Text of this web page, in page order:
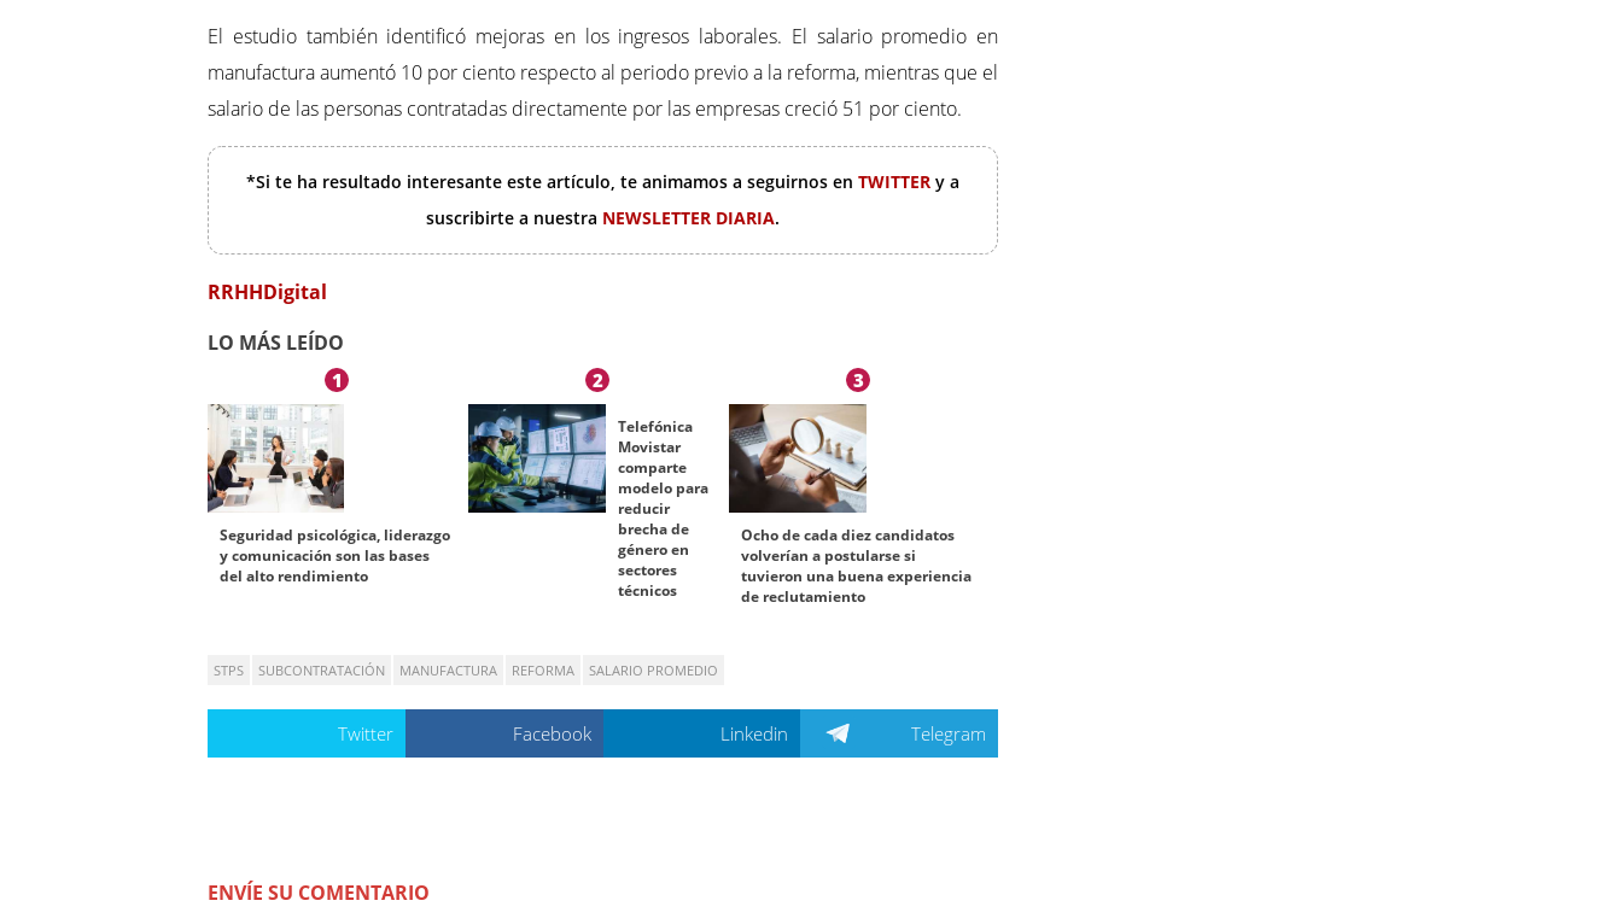
El estudio también identificó mejoras en los ingresos laborales. El salario promedio en
manufactura aumentó 10 por ciento respecto al periodo previo a la reforma, mientras que el
salario de las personas contratadas directamente por las empresas creció 51 por ciento.
*Si te ha resultado interesante este artículo, te animamos a seguirnos en TWITTER y a
suscribirte a nuestra NEWSLETTER DIARIA.
RRHHDigital
LO MÁS LEÍDO
1
Seguridad psicológica, liderazgo
y comunicación son las bases
del alto rendimiento
2
Telefónica
Movistar
comparte
modelo para
reducir
brecha de
género en
sectores
técnicos
3
Ocho de cada diez candidatos
volverían a postularse si
tuvieron una buena experiencia
de reclutamiento
STPS SUBCONTRATACIÓN MANUFACTURA REFORMA SALARIO PROMEDIO
Twitter Facebook Linkedin Telegram
ENVÍE SU COMENTARIO